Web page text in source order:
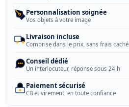
Personnalisation soignée
Vos objets à votre image
Livraison incluse
Comprise dans le prix, sans frais caché
Conseil dédié
Un interlocuteur, réponse sous 24 h
Paiement sécurisé
CB et virement, en toute confiance